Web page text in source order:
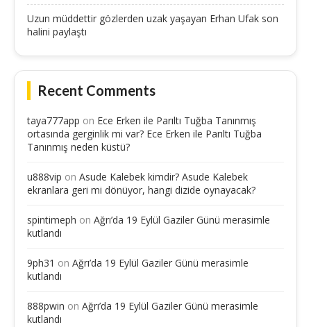
Uzun müddettir gözlerden uzak yaşayan Erhan Ufak son
halini paylaştı
Recent Comments
taya777app on Ece Erken ile Parıltı Tuğba Tanınmış
ortasında gerginlik mi var? Ece Erken ile Parıltı Tuğba
Tanınmış neden küstü?
u888vip on Asude Kalebek kimdir? Asude Kalebek
ekranlara geri mi dönüyor, hangi dizide oynayacak?
spintimeph on Ağrı’da 19 Eylül Gaziler Günü merasimle
kutlandı
9ph31 on Ağrı’da 19 Eylül Gaziler Günü merasimle
kutlandı
888pwin on Ağrı’da 19 Eylül Gaziler Günü merasimle
kutlandı